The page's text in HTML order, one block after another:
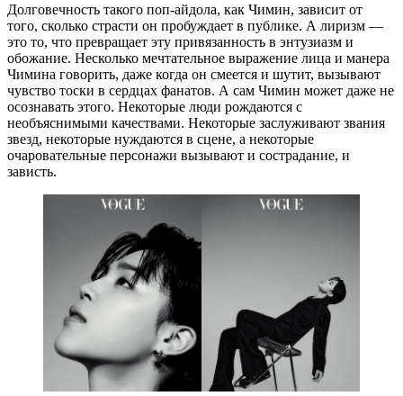
Долговечность такого поп-айдола, как Чимин, зависит от
того, сколько страсти он пробуждает в публике. А лиризм —
это то, что превращает эту привязанность в энтузиазм и
обожание. Несколько мечтательное выражение лица и манера
Чимина говорить, даже когда он смеется и шутит, вызывают
чувство тоски в сердцах фанатов. А сам Чимин может даже не
осознавать этого. Некоторые люди рождаются с
необъяснимыми качествами. Некоторые заслуживают звания
звезд, некоторые нуждаются в сцене, а некоторые
очаровательные персонажи вызывают и сострадание, и
зависть.